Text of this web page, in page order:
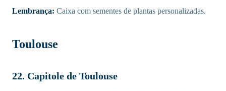
Lembrança: Caixa com sementes de plantas personalizadas.
Toulouse
22. Capitole de Toulouse